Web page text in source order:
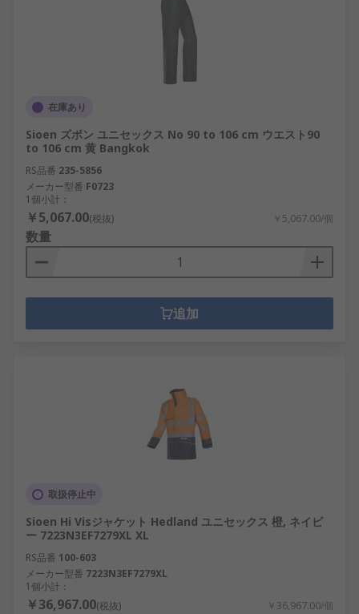
在庫あり
Sioen ズボン ユニセックス No 90 to 106 cm ウエスト90
to 106 cm 黄 Bangkok
RS品番 235-5856
メーカー型番 F0723
1個小計：
￥5,067.00(税抜) ￥5,067.00/個
数量
追加
取扱停止中
Sioen Hi Visジャケット Hedland ユニセックス 橙, ネイビ
ー 7223N3EF7279XL XL
RS品番 100-603
メーカー型番 7223N3EF7279XL
1個小計：
￥36,967.00(税抜) ￥36,967.00/個